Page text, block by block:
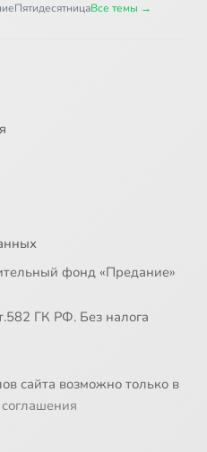
ПятидесятницаВсе темы →
фонд «Предание»
ГК РФ. Без налога
сайта возможно только в